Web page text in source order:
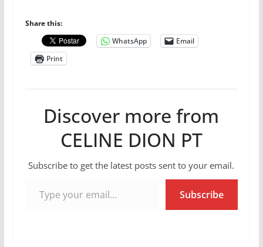
Share this:
WhatsApp
Email
Print
Discover more from
CELINE DION PT
Subscribe to get the latest posts sent to your email.
Subscribe